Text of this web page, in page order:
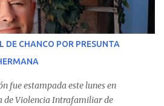
involucrados en este tipo de
que uno de los casos
de la Municipalidad de Chanco,
a la normativa vigente. El informe
de dinero apostado se registró en
DE CHANCO POR PRESUNTA
fue estampada este lunes en
de Violencia Intrafamiliar de